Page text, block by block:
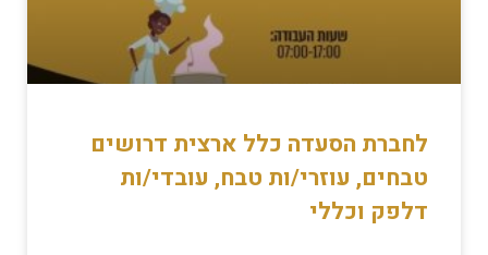
לחברת הסעדה כלל ארצית דרושים
טבחים, עוזרי/ות טבח, עובדי/ות
דלפק וכללי